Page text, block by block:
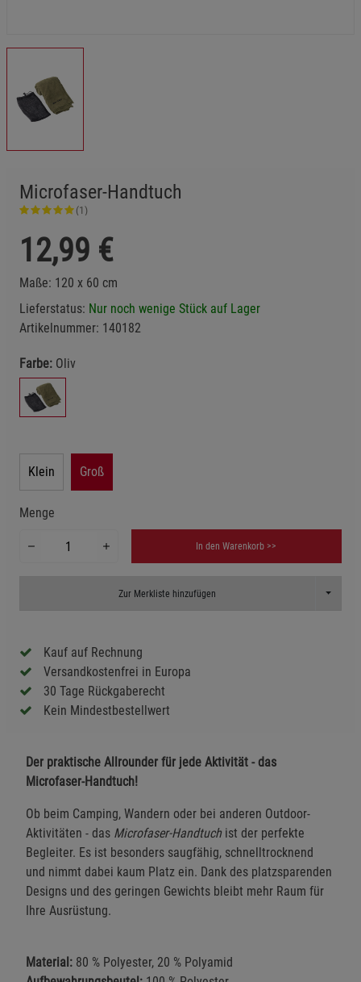
Microfaser-Handtuch
(1)
12,99 €
Maße: 120 x 60 cm
Lieferstatus: Nur noch wenige Stück auf Lager
Artikelnummer: 140182
Farbe: Oliv
Klein Groß
Menge
In den Warenkorb >>
Zur Merkliste hinzufügen Toggle
Kauf auf Rechnung
Versandkostenfrei in Europa
30 Tage Rückgaberecht
Kein Mindestbestellwert
Der praktische Allrounder für jede Aktivität - das
Microfaser-Handtuch!
Ob beim Camping, Wandern oder bei anderen Outdoor-
Aktivitäten - das Microfaser-Handtuch ist der perfekte
Begleiter. Es ist besonders saugfähig, schnelltrocknend
und nimmt dabei kaum Platz ein. Dank des platzsparenden
Designs und des geringen Gewichts bleibt mehr Raum für
Ihre Ausrüstung.
Material: 80 % Polyester, 20 % Polyamid